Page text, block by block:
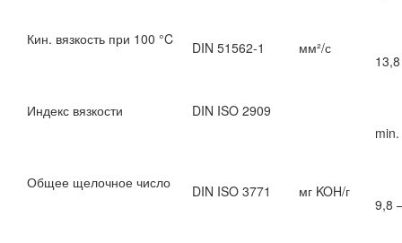
Кин. вязкость при 100 °C DIN 51562-1 мм²/с
Индекс вязкости
DIN ISO 2909
Общее щелочное число DIN ISO 3771 мг KOH/г
9,8